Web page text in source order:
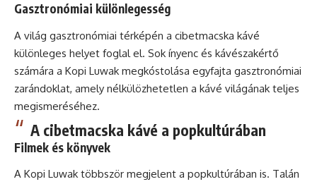
Gasztronómiai különlegesség
A világ gasztronómiai térképén a cibetmacska kávé
különleges helyet foglal el. Sok ínyenc és kávészakértő
számára a Kopi Luwak megkóstolása egyfajta gasztronómiai
zarándoklat, amely nélkülözhetetlen a kávé világának teljes
megismeréséhez.
A cibetmacska kávé a popkultúrában
Filmek és könyvek
A Kopi Luwak többször megjelent a popkultúrában is. Talán